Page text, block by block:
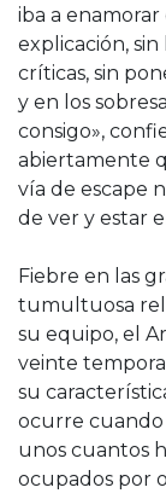
iba a
explicación,
críticas, sin
y en los
consigo»,
abiertamente
vía de escape
de ver y estar
Fiebre en las
tumultuosa
su equipo, el
veinte
su
ocurre
unos cuantos
ocupados por